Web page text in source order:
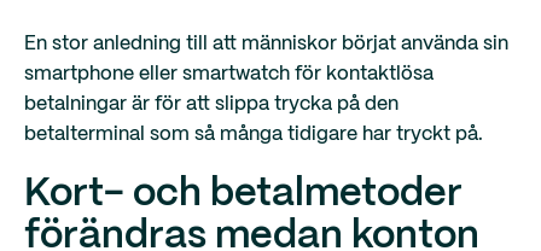
En stor anledning till att människor börjat använda sin
smartphone eller smartwatch för kontaktlösa
betalningar är för att slippa trycka på den
betalterminal som så många tidigare har tryckt på.
Kort- och betalmetoder
förändras medan konton